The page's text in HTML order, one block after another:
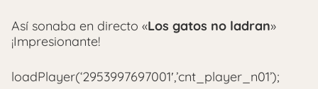
Así sonaba en directo «Los gatos no ladran»
¡Impresionante!
loadPlayer(‘2953997697001′,’cnt_player_n01’);